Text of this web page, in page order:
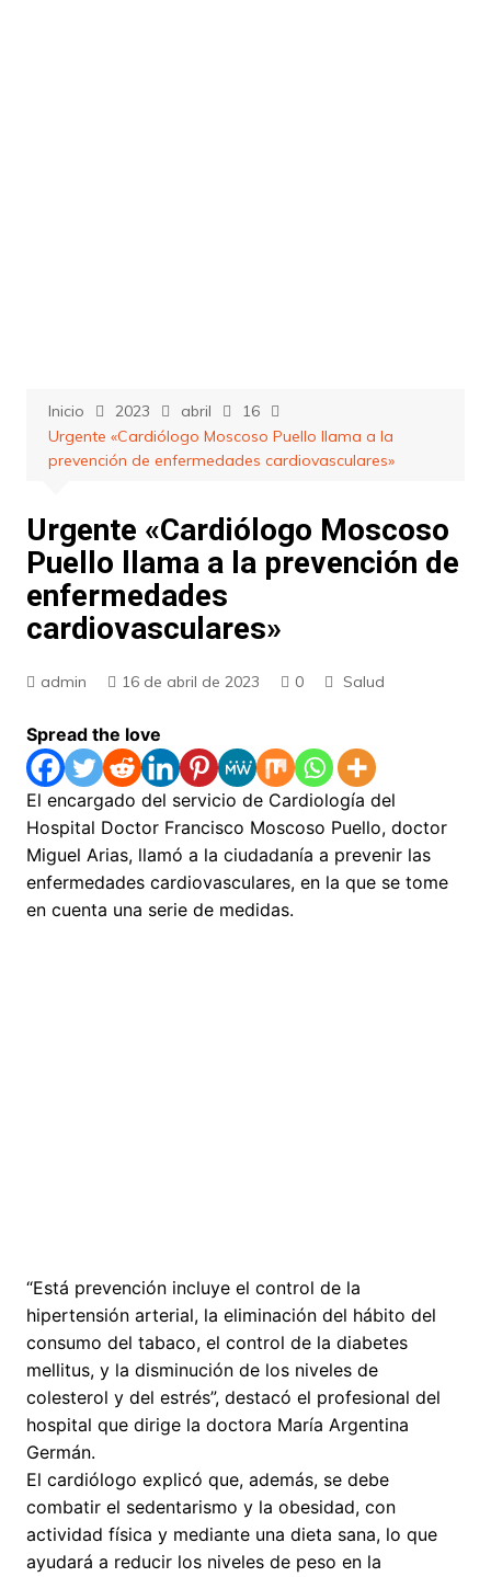
Inicio 2023 abril
16
Urgente «Cardiólogo Moscoso Puello llama a la
prevención de enfermedades cardiovasculares»
Urgente «Cardiólogo Moscoso
Puello llama a la prevención de
enfermedades
cardiovasculares»
admin 16 de abril de 2023 0 Salud
Spread the love
El encargado del servicio de Cardiología del
Hospital Doctor Francisco Moscoso Puello, doctor
Miguel Arias, llamó a la ciudadanía a prevenir las
enfermedades cardiovasculares, en la que se tome
en cuenta una serie de medidas.
“Está prevención incluye el control de la
hipertensión arterial, la eliminación del hábito del
consumo del tabaco, el control de la diabetes
mellitus, y la disminución de los niveles de
colesterol y del estrés”, destacó el profesional del
hospital que dirige la doctora María Argentina
Germán.
El cardiólogo explicó que, además, se debe
combatir el sedentarismo y la obesidad, con
actividad física y mediante una dieta sana, lo que
ayudará a reducir los niveles de peso en la